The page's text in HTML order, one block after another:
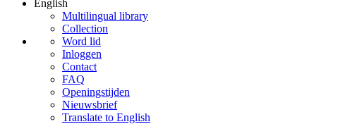
English
Multilingual library
Collection
Word lid
Inloggen
Contact
FAQ
Openingstijden
Nieuwsbrief
Translate to English